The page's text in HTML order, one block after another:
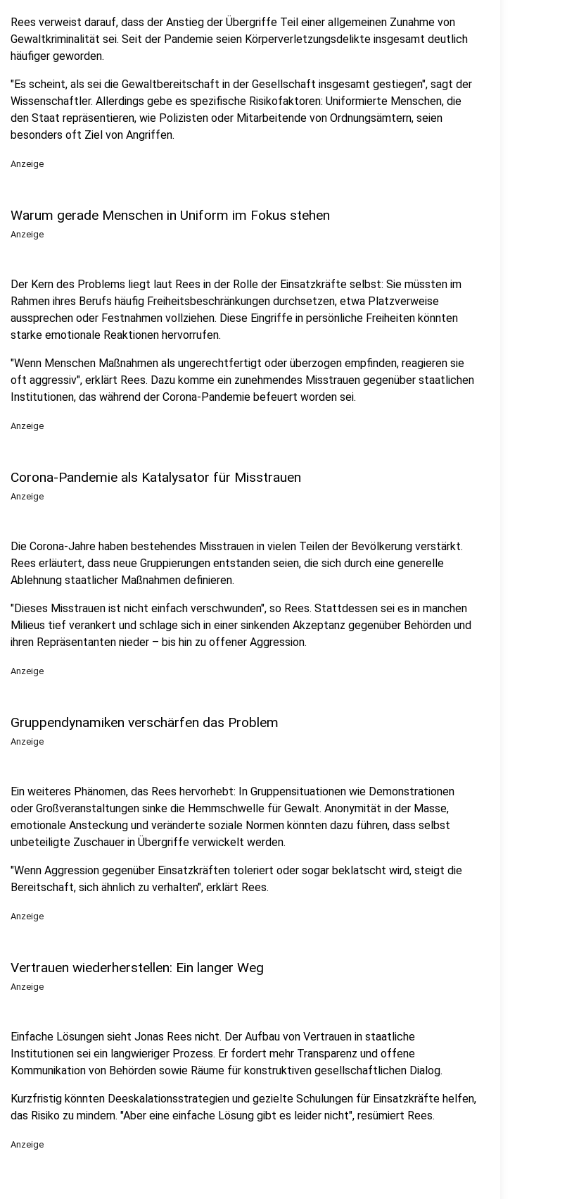
Rees verweist darauf, dass der Anstieg der Übergriffe Teil einer allgemeinen Zunahme von
Gewaltkriminalität sei. Seit der Pandemie seien Körperverletzungsdelikte insgesamt deutlich
häufiger geworden.
"Es scheint, als sei die Gewaltbereitschaft in der Gesellschaft insgesamt gestiegen", sagt der
Wissenschaftler. Allerdings gebe es spezifische Risikofaktoren: Uniformierte Menschen, die
den Staat repräsentieren, wie Polizisten oder Mitarbeitende von Ordnungsämtern, seien
besonders oft Ziel von Angriffen.
Anzeige
Warum gerade Menschen in Uniform im Fokus stehen
Anzeige
Der Kern des Problems liegt laut Rees in der Rolle der Einsatzkräfte selbst: Sie müssten im
Rahmen ihres Berufs häufig Freiheitsbeschränkungen durchsetzen, etwa Platzverweise
aussprechen oder Festnahmen vollziehen. Diese Eingriffe in persönliche Freiheiten könnten
starke emotionale Reaktionen hervorrufen.
"Wenn Menschen Maßnahmen als ungerechtfertigt oder überzogen empfinden, reagieren sie
oft aggressiv", erklärt Rees. Dazu komme ein zunehmendes Misstrauen gegenüber staatlichen
Institutionen, das während der Corona-Pandemie befeuert worden sei.
Anzeige
Corona-Pandemie als Katalysator für Misstrauen
Anzeige
Die Corona-Jahre haben bestehendes Misstrauen in vielen Teilen der Bevölkerung verstärkt.
Rees erläutert, dass neue Gruppierungen entstanden seien, die sich durch eine generelle
Ablehnung staatlicher Maßnahmen definieren.
"Dieses Misstrauen ist nicht einfach verschwunden", so Rees. Stattdessen sei es in manchen
Milieus tief verankert und schlage sich in einer sinkenden Akzeptanz gegenüber Behörden und
ihren Repräsentanten nieder – bis hin zu offener Aggression.
Anzeige
Gruppendynamiken verschärfen das Problem
Anzeige
Ein weiteres Phänomen, das Rees hervorhebt: In Gruppensituationen wie Demonstrationen
oder Großveranstaltungen sinke die Hemmschwelle für Gewalt. Anonymität in der Masse,
emotionale Ansteckung und veränderte soziale Normen könnten dazu führen, dass selbst
unbeteiligte Zuschauer in Übergriffe verwickelt werden.
"Wenn Aggression gegenüber Einsatzkräften toleriert oder sogar beklatscht wird, steigt die
Bereitschaft, sich ähnlich zu verhalten", erklärt Rees.
Anzeige
Vertrauen wiederherstellen: Ein langer Weg
Anzeige
Einfache Lösungen sieht Jonas Rees nicht. Der Aufbau von Vertrauen in staatliche
Institutionen sei ein langwieriger Prozess. Er fordert mehr Transparenz und offene
Kommunikation von Behörden sowie Räume für konstruktiven gesellschaftlichen Dialog.
Kurzfristig könnten Deeskalationsstrategien und gezielte Schulungen für Einsatzkräfte helfen,
das Risiko zu mindern. "Aber eine einfache Lösung gibt es leider nicht", resümiert Rees.
Anzeige